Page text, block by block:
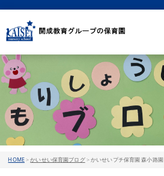
HOME>かいせい保育園ブログ>かいせいプチ保育園 森小路園